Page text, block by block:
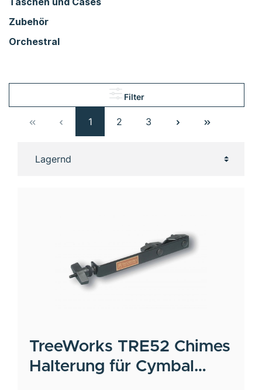
Zubehör
Orchestral
Filter
1 2 3
TreeWorks TRE52 Chimes
Halterung für Cymbal